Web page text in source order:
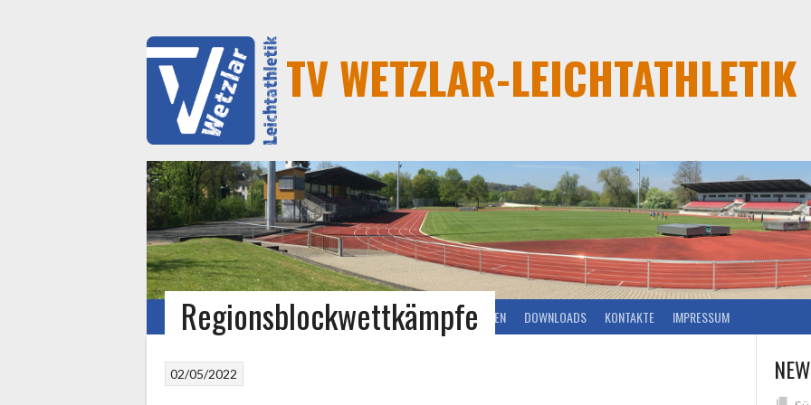
TV WETZLAR-LEICHTATHLETIK
STARTSEITE AKTUELLES TRAININGSZEITEN VERANSTALTUNGEN DOWNLOADS KONTAKTE IMPRESSUM
Regionsblockwettkämpfe
02/05/2022